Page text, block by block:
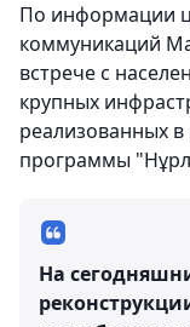
По информации
коммуникаций
встрече с
крупных
реализованных в
программы
На